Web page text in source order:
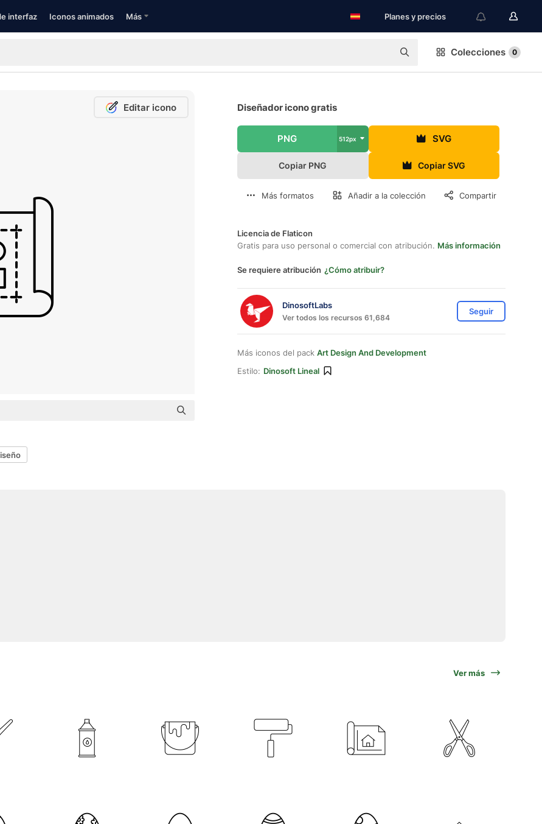
interfaz Iconos animados Más Planes y precios
Colecciones 0
Editar icono Diseñador icono gratis
PNG 512px SVG
Copiar PNG Copiar SVG
Más formatos Añadir a la colección Compartir
Licencia de Flaticon
Gratis para uso personal o comercial con atribución. Más información
Se requiere atribución ¿Cómo atribuir?
DinosoftLabs
Ver todos los recursos 61,684
Seguir
Más iconos del pack Art Design And Development
Estilo: Dinosoft Lineal
Ver más